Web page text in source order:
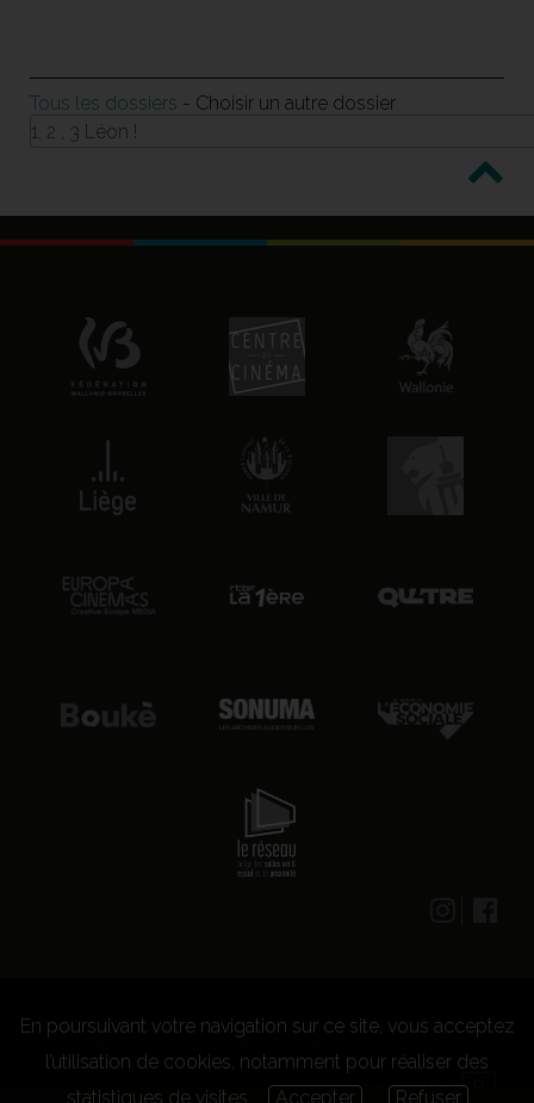
Tous les dossiers - Choisir un autre dossier
1, 2 , 3 Léon !
© 2026 CENTRE CULTUREL LES GRIGNOUX ASBL -
Kit presse
Conditions générales d'utilisation
concours
En poursuivant votre navigation sur ce site, vous acceptez
l’utilisation de cookies, notamment pour réaliser des
statistiques de visites.
Accepter Refuser